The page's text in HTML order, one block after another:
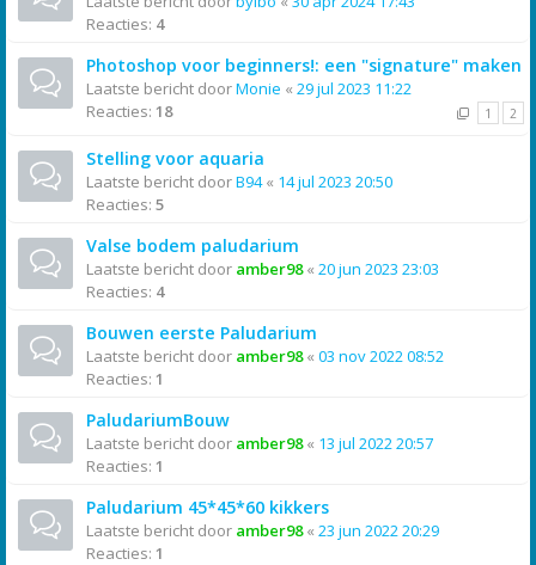
Reacties: 4
Photoshop voor beginners!: een "signature" maken
Laatste bericht doorMonie « 29 jul 2023 11:22
Reacties: 18 1 2
Stelling voor aquaria
Laatste bericht doorB94« 14 jul 2023 20:50
Reacties: 5
Valse bodem paludarium
Laatste bericht door amber98« 20 jun 2023 23:03
Reacties: 4
Bouwen eerste Paludarium
Laatste bericht door amber98« 03 nov 2022 08:52
Reacties: 1
PaludariumBouw
Laatste bericht door amber98« 13 jul 2022 20:57
Reacties: 1
Paludarium 45*45*60 kikkers
Laatste bericht door amber98« 23 jun 2022 20:29
Reacties: 1